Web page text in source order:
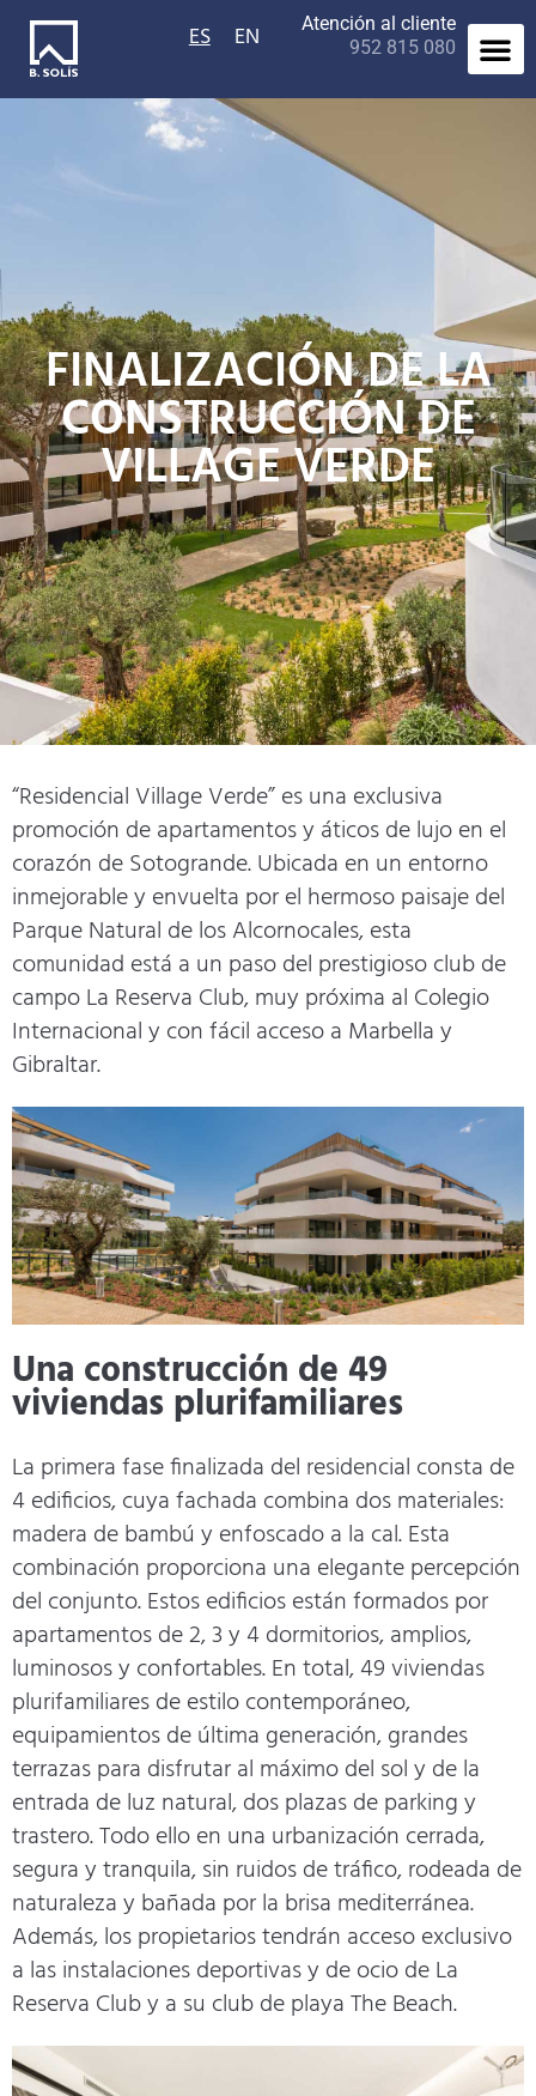
ES EN
Atención al cliente
952 815 080
FINALIZACIÓN DE LA
CONSTRUCCIÓN DE
VILLAGE VERDE
“Residencial Village Verde” es una exclusiva
promoción de apartamentos y áticos de lujo en el
corazón de Sotogrande. Ubicada en un entorno
inmejorable y envuelta por el hermoso paisaje del
Parque Natural de los Alcornocales, esta
comunidad está a un paso del prestigioso club de
campo La Reserva Club, muy próxima al Colegio
Internacional y con fácil acceso a Marbella y
Gibraltar.
Una construcción de 49
viviendas plurifamiliares
La primera fase finalizada del residencial consta de
4 edificios, cuya fachada combina dos materiales:
madera de bambú y enfoscado a la cal. Esta
combinación proporciona una elegante percepción
del conjunto. Estos edificios están formados por
apartamentos de 2, 3 y 4 dormitorios, amplios,
luminosos y confortables. En total, 49 viviendas
plurifamiliares de estilo contemporáneo,
equipamientos de última generación, grandes
terrazas para disfrutar al máximo del sol y de la
entrada de luz natural, dos plazas de parking y
trastero. Todo ello en una urbanización cerrada,
segura y tranquila, sin ruidos de tráfico, rodeada de
naturaleza y bañada por la brisa mediterránea.
Además, los propietarios tendrán acceso exclusivo
a las instalaciones deportivas y de ocio de La
Reserva Club y a su club de playa The Beach.